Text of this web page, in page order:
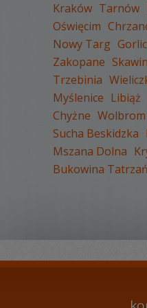
Kraków Tarnów
Oświęcim
Nowy Targ
Zakopane
Trzebinia
Myślenice Libiąż
Chyżne Wolbrom
Sucha Beskidzka
Mszana Dolna
Bukowina